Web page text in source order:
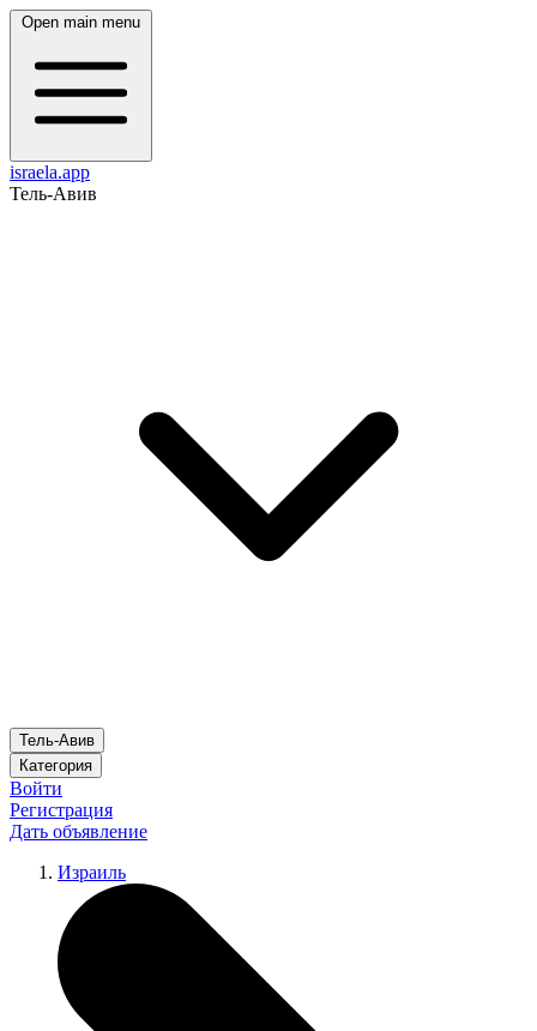
Open main menu
israela.app
Тель-Авив
Тель-Авив
Категория
Войти
Регистрация
Дать объявление
Израиль